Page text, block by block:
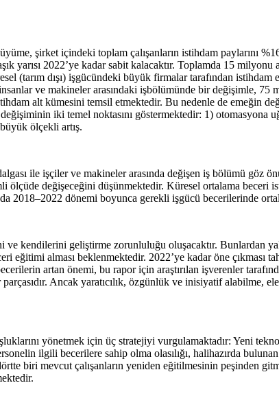
şirket içindeki toplam çalışanların istihdam paylarını
yarısı 2022’ye kadar sabit kalacaktır. Toplamda 15 milyonu
(tarım dışı) işgücündeki büyük firmalar tarafından
ve makineler arasındaki işbölümünde bir değişimle,
alt kümesini temsil etmektedir. Bu nedenle de emeğin
iki temel noktasını göstermektedir: 1)
ölçekli artış.
ile işçiler ve makineler arasında değişen iş bölümü göz
ölçüde değişeceğini düşünmektedir. Küresel ortalama beceri
2018–2022 dönemi boyunca gerekli işgücü becerilerinde
ve kendilerini geliştirme zorunluluğu oluşacaktır. Bunlardan
eğitimi alması beklenmektedir. 2022’ye kadar öne
artan önemi, bu rapor için araştırılan işverenler
Ancak yaratıcılık, özgünlük ve inisiyatif alabilme,
yönetmek için üç stratejiyi vurgulamaktadır: Yeni
ilgili becerilere sahip olma olasılığı, halihazırda
biri mevcut çalışanların yeniden eğitilmesinin peşinden